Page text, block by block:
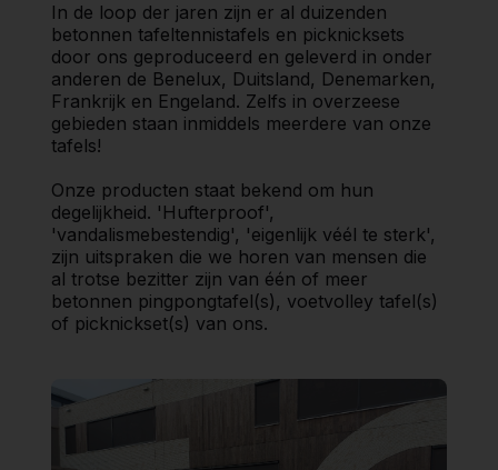
In de loop der jaren zijn er al duizenden
betonnen tafeltennistafels en picknicksets
door ons geproduceerd en geleverd in onder
anderen de Benelux, Duitsland, Denemarken,
Frankrijk en Engeland. Zelfs in overzeese
gebieden staan inmiddels meerdere van onze
tafels!
Onze producten staat bekend om hun
degelijkheid. 'Hufterproof',
'vandalismebestendig', 'eigenlijk véél te sterk',
zijn uitspraken die we horen van mensen die
al trotse bezitter zijn van één of meer
betonnen pingpongtafel(s), voetvolley tafel(s)
of picknickset(s) van ons.